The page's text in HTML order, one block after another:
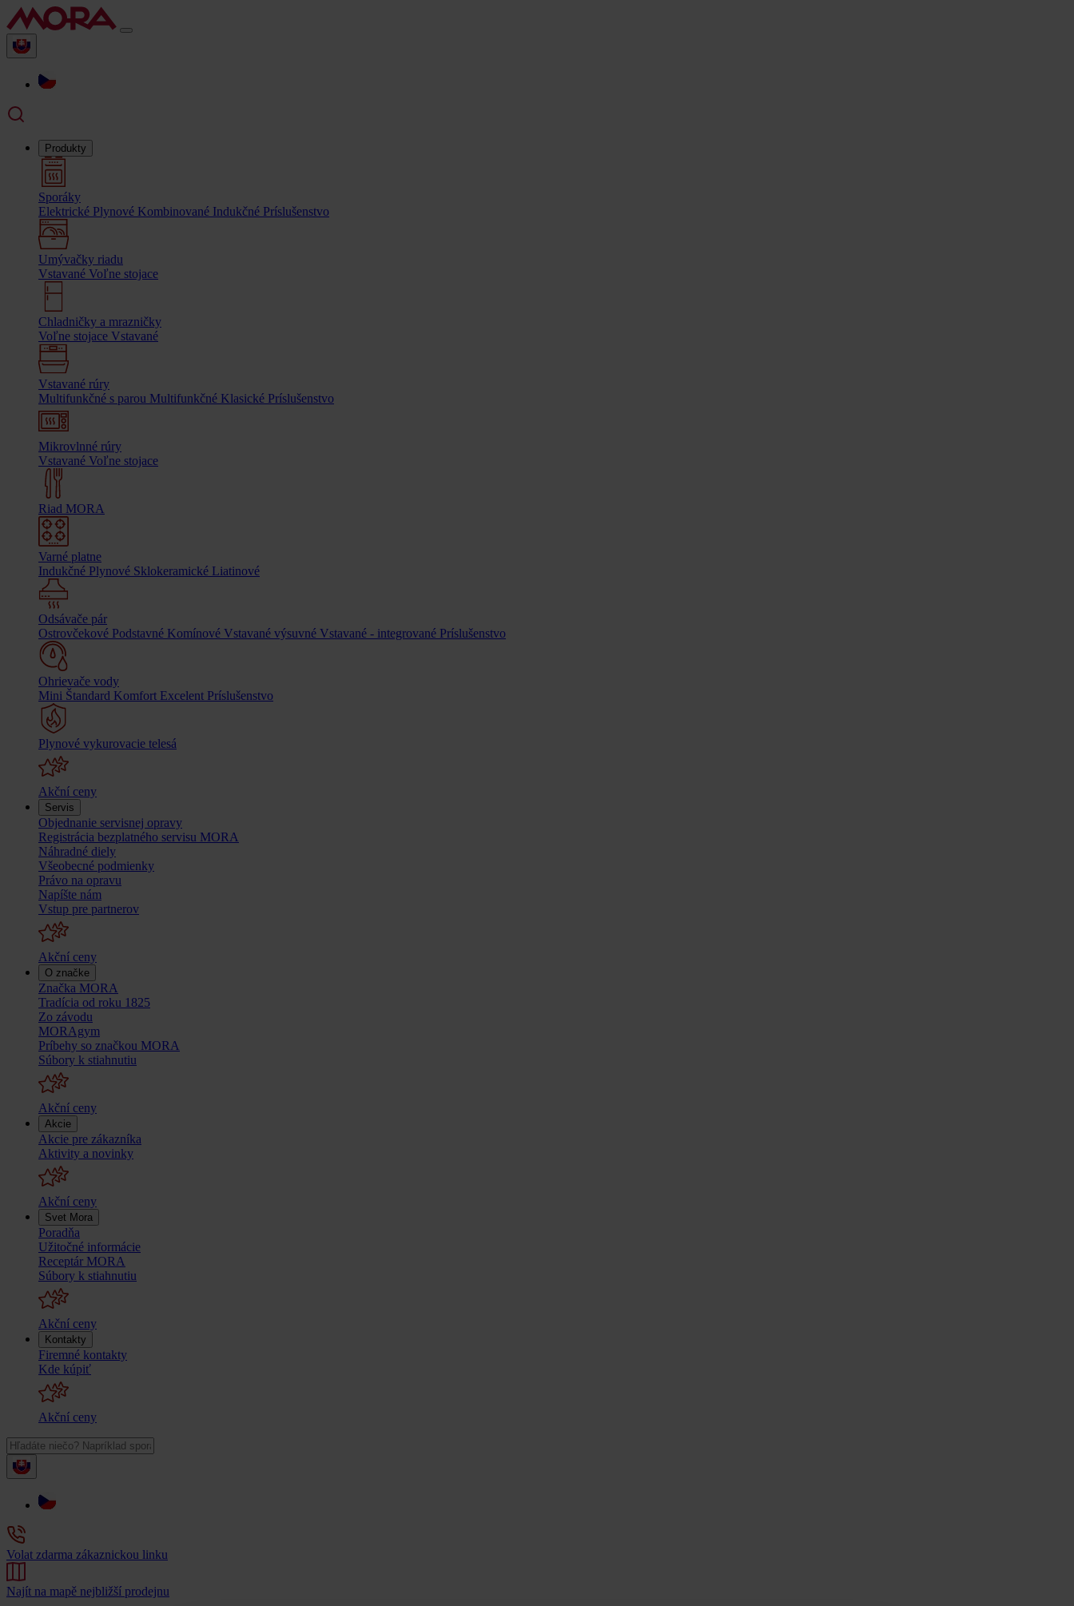
Produkty
Sporáky
Elektrické Plynové Kombinované Indukčné Príslušenstvo
Umývačky riadu
Vstavané Voľne stojace
Chladničky a mrazničky
Voľne stojace Vstavané
Vstavané rúry
Multifunkčné s parou Multifunkčné Klasické Príslušenstvo
Mikrovlnné rúry
Vstavané Voľne stojace
Riad MORA
Varné platne
Indukčné Plynové Sklokeramické Liatinové
Odsávače pár
Ostrovčekové Podstavné Komínové Vstavané výsuvné Vstavané - integrované Príslušenstvo
Ohrievače vody
Mini Štandard Komfort Excelent Príslušenstvo
Plynové vykurovacie telesá
Akční ceny
Servis
Objednanie servisnej opravy
Registrácia bezplatného servisu MORA
Náhradné diely
Všeobecné podmienky
Právo na opravu
Napíšte nám
Vstup pre partnerov
Akční ceny
O značke
Značka MORA
Tradícia od roku 1825
Zo závodu
MORAgym
Príbehy so značkou MORA
Súbory k stiahnutiu
Akční ceny
Akcie
Akcie pre zákazníka
Aktivity a novinky
Akční ceny
Svet Mora
Poradňa
Užitočné informácie
Receptár MORA
Súbory k stiahnutiu
Akční ceny
Kontakty
Firemné kontakty
Kde kúpiť
Akční ceny
Volat zdarma zákaznickou linku
Najít na mapě nejbližší prodejnu